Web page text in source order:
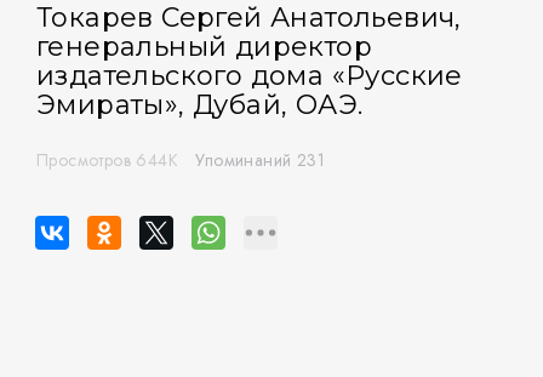
Токарев Сергей Анатольевич,
генеральный директор
издательского дома «Русские
Эмираты», Дубай, ОАЭ.
Просмотров 644K Упоминаний 231